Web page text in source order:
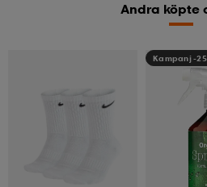
Andra köpte
Kampanj -